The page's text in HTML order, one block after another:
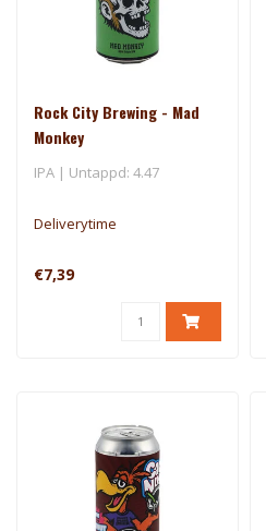
Rock City Brewing - Mad
Monkey
IPA | Untappd: 4.47
Deliverytime
€7,39